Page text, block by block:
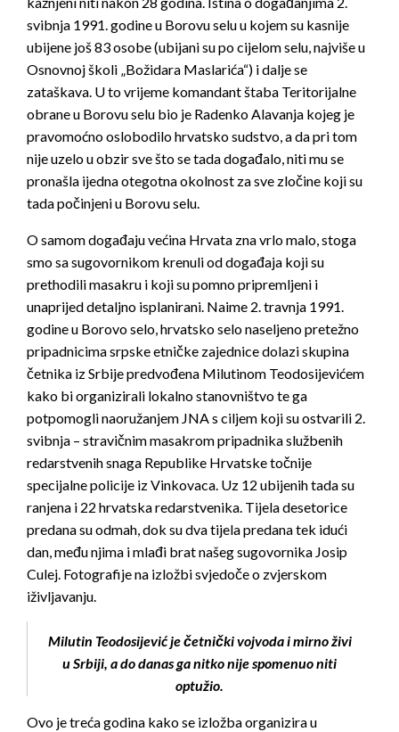
svibnja 1991. godine u Borovu selu u kojem su kasnije
ubijene još 83 osobe (ubijani su po cijelom selu, najviše u
Osnovnoj školi „Božidara Maslarića“) i dalje se
zataškava. U to vrijeme komandant štaba Teritorijalne
obrane u Borovu selu bio je Radenko Alavanja kojeg je
pravomoćno oslobodilo hrvatsko sudstvo, a da pri tom
nije uzelo u obzir sve što se tada događalo, niti mu se
pronašla ijedna otegotna okolnost za sve zločine koji su
tada počinjeni u Borovu selu.
O samom događaju većina Hrvata zna vrlo malo, stoga
smo sa sugovornikom krenuli od događaja koji su
prethodili masakru i koji su pomno pripremljeni i
unaprijed detaljno isplanirani. Naime 2. travnja 1991.
godine u Borovo selo, hrvatsko selo naseljeno pretežno
pripadnicima srpske etničke zajednice dolazi skupina
četnika iz Srbije predvođena Milutinom Teodosijevićem
kako bi organizirali lokalno stanovništvo te ga
potpomogli naoružanjem JNA s ciljem koji su ostvarili 2.
svibnja – stravičnim masakrom pripadnika službenih
redarstvenih snaga Republike Hrvatske točnije
specijalne policije iz Vinkovaca. Uz 12 ubijenih tada su
ranjena i 22 hrvatska redarstvenika. Tijela desetorice
predana su odmah, dok su dva tijela predana tek idući
dan, među njima i mlađi brat našeg sugovornika Josip
Culej. Fotografije na izložbi svjedoče o zvjerskom
iživljavanju.
Milutin Teodosijević je četnički vojvoda i mirno živi
u Srbiji, a do danas ga nitko nije spomenuo niti
optužio.
Ovo je treća godina kako se izložba organizira u